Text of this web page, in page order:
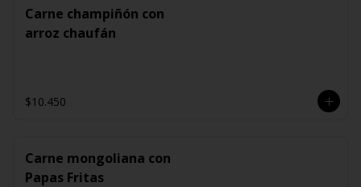
Carne champiñón con
arroz chaufán
$10.450
Carne mongoliana con
Papas Fritas